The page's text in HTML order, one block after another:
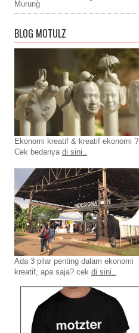
Murung
BLOG MOTULZ
Ekonomi kreatif & kreatif ekonomi ?
Cek bedanya di sini..
Ada 3 pilar penting dalam ekonomi
kreatif, apa saja? cek di sini..